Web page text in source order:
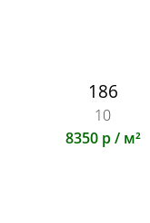
186
10
8350 р / м²